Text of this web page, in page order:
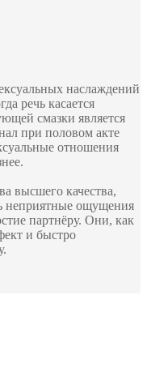
наслаждений
речь касается
смазки является
при половом акте
отношения
высшего качества,
неприятные ощущения
партнёру. Они, как
и быстро